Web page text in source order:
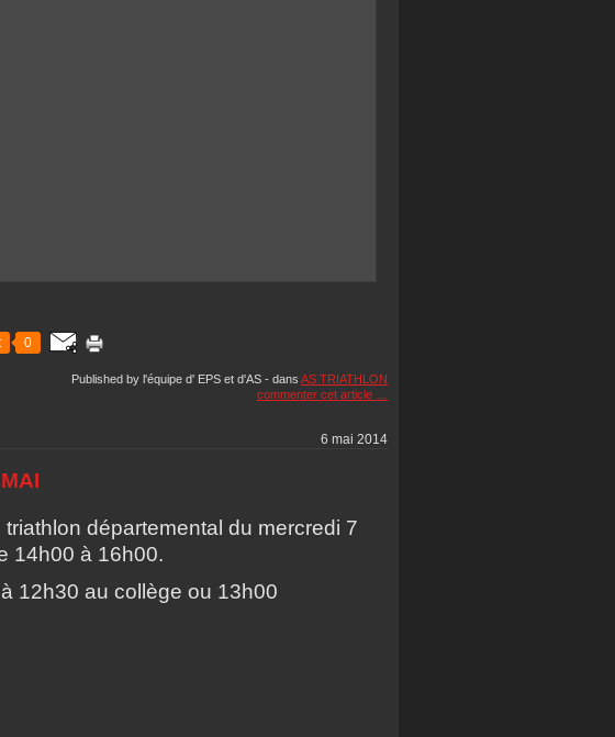
0
Published by l'équipe d' EPS et d'AS - dans AS TRIATHLON
commenter cet article
6 mai 2014
départemental du mercredi 7
14h00 à 16h00.
12h30 au collège ou 13h00